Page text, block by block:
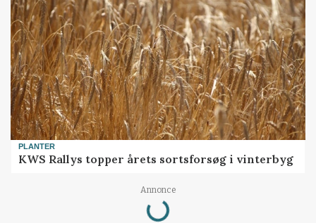
PLANTER
KWS Rallys topper årets sortsforsøg i vinterbyg
Annonce
Loading...